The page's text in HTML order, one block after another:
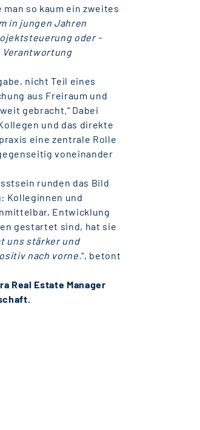
so kaum ein zweites
in jungen Jahren
oder -
Verantwortung
nicht Teil eines
aus Freiraum und
gebracht.“ Dabei
und das direkte
eine zentrale Rolle
voneinander
runden das Bild
Kolleginnen und
Entwicklung
gestartet sind, hat sie
uns stärker und
nach vorne.“, betont
Real Estate Manager